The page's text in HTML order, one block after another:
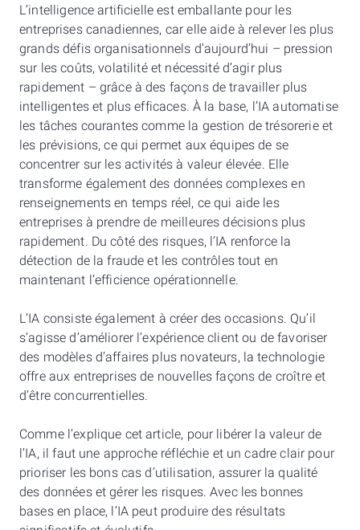
L’intelligence artificielle est emballante pour les
entreprises canadiennes, car elle aide à relever les plus
grands défis organisationnels d’aujourd’hui – pression
sur les coûts, volatilité et nécessité d’agir plus
rapidement – grâce à des façons de travailler plus
intelligentes et plus efficaces. À la base, l’IA automatise
les tâches courantes comme la gestion de trésorerie et
les prévisions, ce qui permet aux équipes de se
concentrer sur les activités à valeur élevée. Elle
transforme également des données complexes en
renseignements en temps réel, ce qui aide les
entreprises à prendre de meilleures décisions plus
rapidement. Du côté des risques, l’IA renforce la
détection de la fraude et les contrôles tout en
maintenant l’efficience opérationnelle.
L’IA consiste également à créer des occasions. Qu’il
s’agisse d’améliorer l’expérience client ou de favoriser
des modèles d’affaires plus novateurs, la technologie
offre aux entreprises de nouvelles façons de croître et
d’être concurrentielles.
Comme l’explique cet article, pour libérer la valeur de
l’IA, il faut une approche réfléchie et un cadre clair pour
prioriser les bons cas d’utilisation, assurer la qualité
des données et gérer les risques. Avec les bonnes
bases en place, l’IA peut produire des résultats